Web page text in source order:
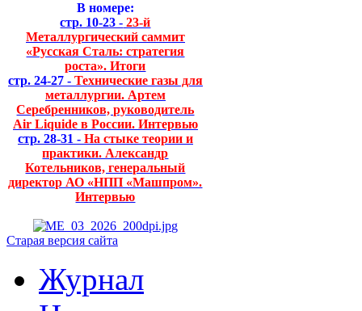
В номере:
стр. 10-23 - 23-й
Металлургический саммит
«Русская Сталь: стратегия
роста». Итоги
стр. 24-27 - Технические газы для
металлургии. Артем
Серебренников, руководитель
Air Liquide в России. Интервью
стр. 28-31 - На стыке теории и
практики. Александр
Котельников, генеральный
директор АО «НПП «Машпром».
Интервью
Старая версия сайта
Журнал